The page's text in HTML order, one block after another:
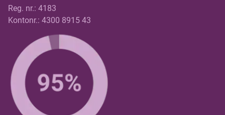
Reg. nr.: 4183
Kontonr.: 4300 8915 43